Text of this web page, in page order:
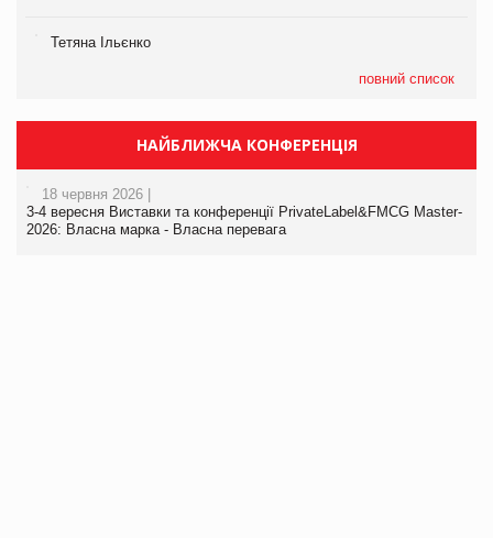
Тетяна Ільєнко
повний список
НАЙБЛИЖЧА КОНФЕРЕНЦІЯ
18 червня 2026 |
3-4 вересня Виставки та конференції PrivateLabel&FMCG Master-
2026: Власна марка - Власна перевага